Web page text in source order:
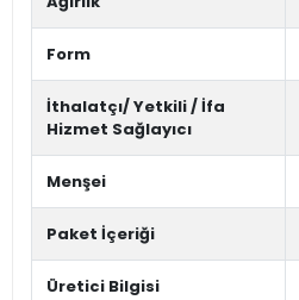
Form
İthalatçı/ Yetkili / İfa
Hizmet Sağlayıcı
Menşei
Paket İçeriği
Üretici Bilgisi